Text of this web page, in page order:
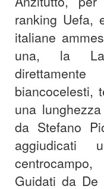
ranking Uefa,
italiane
una, la
biancocelesti,
una
da Stefano
Guidati da